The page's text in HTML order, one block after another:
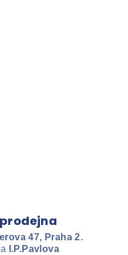
47, Praha 2.
I.P.Pavlova